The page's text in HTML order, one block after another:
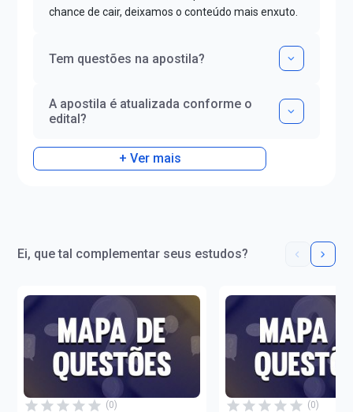
chance de cair, deixamos o conteúdo mais enxuto.
Tem questões na apostila?
A apostila é atualizada conforme o
edital?
+ Ver mais
Ei, que tal complementar seus estudos?
(0) (0)